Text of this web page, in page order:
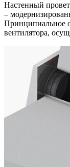
Настенный
–
Принципиальное
вентилятора,